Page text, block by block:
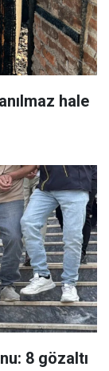
hale
8 gözaltı